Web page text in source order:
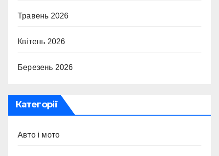
Травень 2026
Квітень 2026
Березень 2026
Категорії
Авто і мото